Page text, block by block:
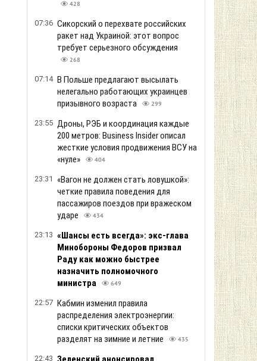
428
07:36 Сикорский о перехвате российских
ракет над Украиной: этот вопрос
требует серьезного обсуждения
268
07:14 В Польше предлагают высылать
нелегально работающих украинцев
призывного возраста
299
23:55 Дроны, РЭБ и координация каждые
200 метров: Business Insider описал
жесткие условия продвижения ВСУ на
«нуле»
404
23:31
«Вагон не должен стать ловушкой»:
четкие правила поведения для
пассажиров поездов при вражеском
ударе
434
23:13 «Шансы есть всегда»: экс-глава
Минобороны Федоров призвал
Раду как можно быстрее
назначить полномочного
министра
649
22:57 Кабмин изменил правила
распределения электроэнергии:
списки критических объектов
разделят на зимние и летние
435
22:43